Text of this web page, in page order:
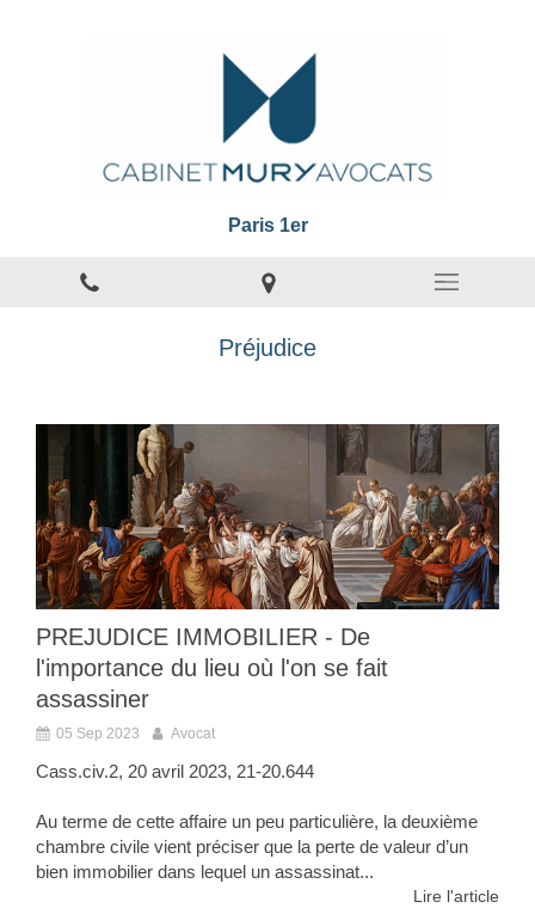
Paris 1er
Préjudice
PREJUDICE IMMOBILIER - De
l'importance du lieu où l'on se fait
assassiner
05 Sep 2023 Avocat
Cass.civ.2, 20 avril 2023, 21-20.644
Au terme de cette affaire un peu particulière, la deuxième
chambre civile vient préciser que la perte de valeur d’un
bien immobilier dans lequel un assassinat...
Lire l'article